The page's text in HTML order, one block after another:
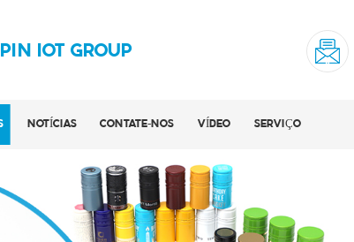
IOT GROUP
NOTÍCIAS CONTATE-NOS VÍDEO SERVIÇO